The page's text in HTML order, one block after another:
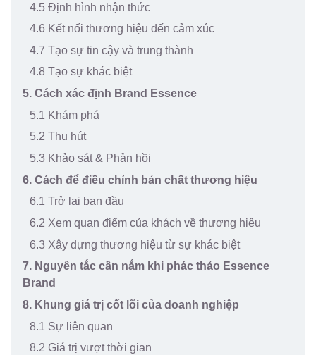
4.5 Định hình nhận thức
4.6 Kết nối thương hiệu đến cảm xúc
4.7 Tạo sự tin cậy và trung thành
4.8 Tạo sự khác biệt
5. Cách xác định Brand Essence
5.1 Khám phá
5.2 Thu hút
5.3 Khảo sát & Phản hồi
6. Cách để điều chỉnh bản chất thương hiệu
6.1 Trở lại ban đầu
6.2 Xem quan điểm của khách về thương hiệu
6.3 Xây dựng thương hiệu từ sự khác biệt
7. Nguyên tắc cần nắm khi phác thảo Essence
Brand
8. Khung giá trị cốt lõi của doanh nghiệp
8.1 Sự liên quan
8.2 Giá trị vượt thời gian